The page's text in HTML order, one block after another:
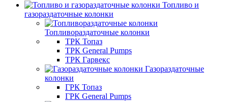
Топливо и
газораздаточные колонки
Топливораздаточные колонки
ТРК Топаз
ТРК General Pumps
ТРК Гарвекс
Газораздаточные
колонки
ГРК Топаз
ГРК General Pumps